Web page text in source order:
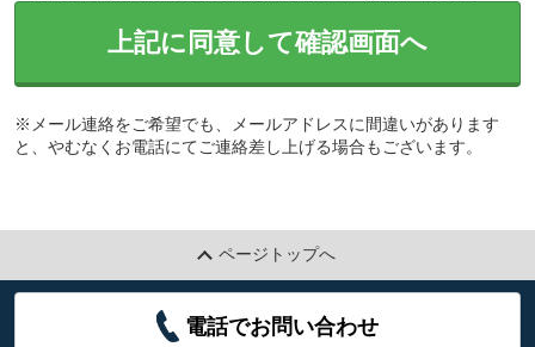
上記に同意して確認画面へ
※メール連絡をご希望でも、メールアドレスに間違いがあります
と、やむなくお電話にてご連絡差し上げる場合もございます。
ページトップへ
電話でお問い合わせ